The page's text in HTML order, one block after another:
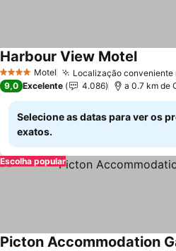
4 EstrelasMotel Localização conveniente
Harbour View Motel
9,0 Excelente 4.086 a 0.7 km de
Selecione as datas para ver os
exatos.
Escolha popular
Picton Accommodation